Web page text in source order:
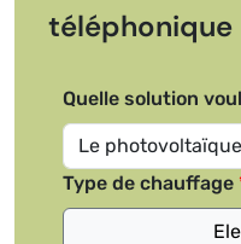
téléphonique
Quelle solution
Type de chauffage